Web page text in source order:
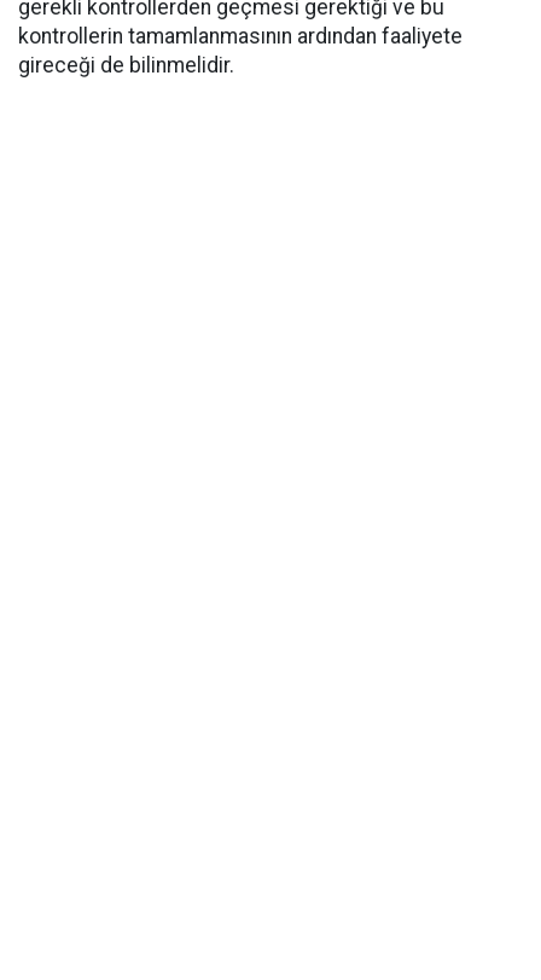
gerekli kontrollerden geçmesi gerektiği ve bu
kontrollerin tamamlanmasının ardından faaliyete
gireceği de bilinmelidir.